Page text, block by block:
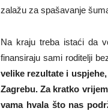
zalažu za spašavanje
Na kraju treba istaći da
finansiraju sami roditelji
velike rezultate i
Zagrebu. Za kratko
vama hvala što nas